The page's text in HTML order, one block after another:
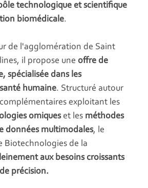
technologique et scientifique
biomédicale.
de l'agglomération de Saint
il propose uneoffre de
spécialisée dans les
humaine. Structuré autour
exploitant les
omiqueset les méthodes
données multimodales, le
Biotechnologies de la
aux besoins croissants
précision.